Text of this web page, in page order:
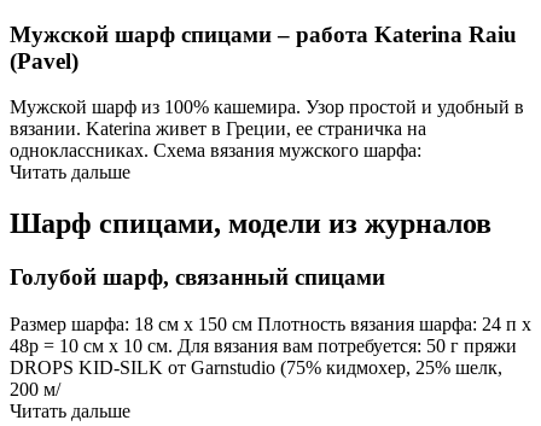
Мужской шарф спицами – работа Katerina Raiu
(Pavel)
Мужской шарф из 100% кашемира. Узор простой и удобный в
вязании. Katerina живет в Греции, ее страничка на
одноклассниках. Схема вязания мужского шарфа:
Читать дальше
Шарф спицами, модели из журналов
Голубой шарф, связанный спицами
Размер шарфа: 18 см х 150 см Плотность вязания шарфа: 24 п х
48р = 10 см х 10 см. Для вязания вам потребуется: 50 г пряжи
DROPS KID-SILK от Garnstudio (75% кидмохер, 25% шелк,
200 м/
Читать дальше